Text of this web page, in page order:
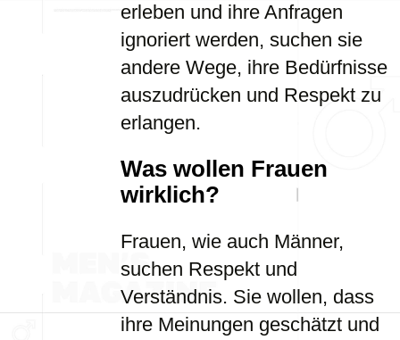
erleben und ihre Anfragen
ignoriert werden, suchen sie
andere Wege, ihre Bedürfnisse
auszudrücken und Respekt zu
erlangen.
Was wollen Frauen
wirklich?
Frauen, wie auch Männer,
suchen Respekt und
Verständnis. Sie wollen, dass
ihre Meinungen geschätzt und